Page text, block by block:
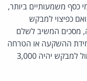
כסף משמעותיים ביותר,
כפיצוי למבקש
מסכים המשיב לשלם
ההשקעה או הטרחה
שנגרמה, או התועלת לחברי הקבוצה. הגמול למבקש יהיה 3,000